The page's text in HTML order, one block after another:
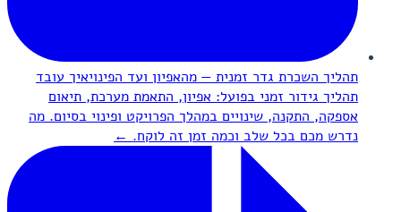
תהליך השכרת גדר זמנית — מהאפיון ועד הפינויאיך עובד
תהליך גידור זמני בפועל: אפיון, התאמת מערכת, תיאום
אספקה, התקנה, שינויים במהלך הפרויקט ופינוי בסיום. מה
נדרש מכם בכל שלב וכמה זמן זה לוקח. ←